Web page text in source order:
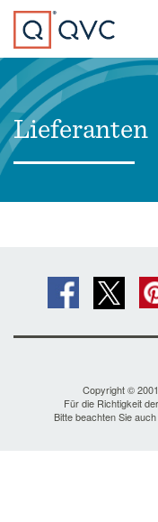
Lieferanten
Copyright ©
Für die Richtigkeit
Bitte beachten Sie